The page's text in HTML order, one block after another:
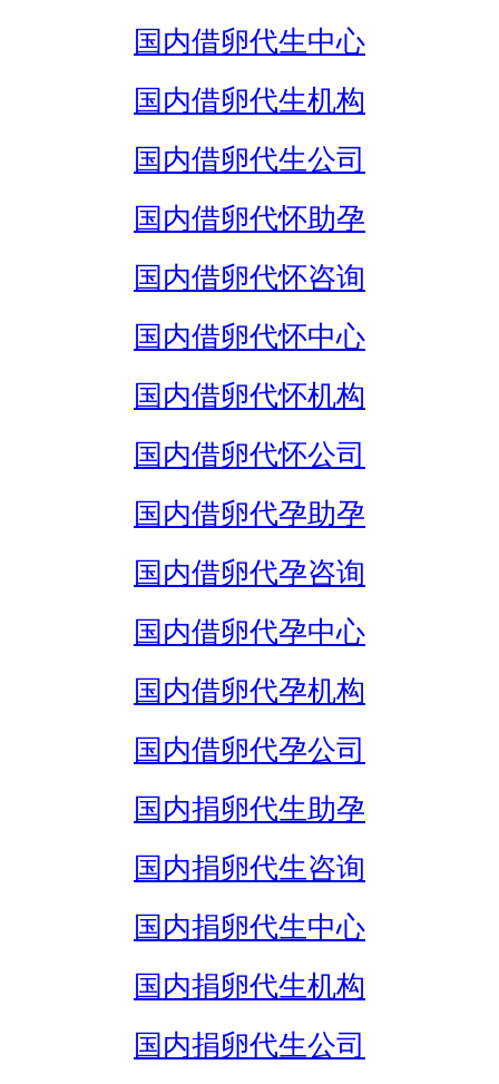
国内借卵代生中心
国内借卵代生机构
国内借卵代生公司
国内借卵代怀助孕
国内借卵代怀咨询
国内借卵代怀中心
国内借卵代怀机构
国内借卵代怀公司
国内借卵代孕助孕
国内借卵代孕咨询
国内借卵代孕中心
国内借卵代孕机构
国内借卵代孕公司
国内捐卵代生助孕
国内捐卵代生咨询
国内捐卵代生中心
国内捐卵代生机构
国内捐卵代生公司